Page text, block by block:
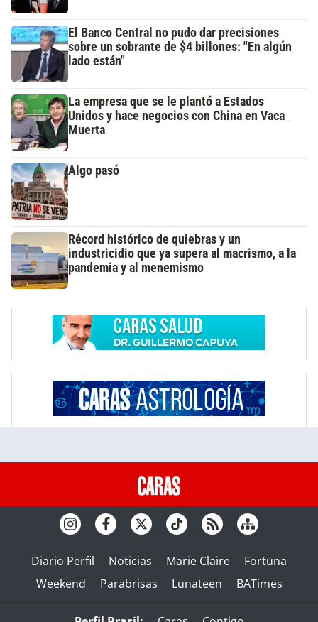
El Banco Central no pudo dar precisiones
sobre un sobrante de $4 billones: "En algún
lado están"
La empresa que se le plantó a Estados
Unidos y hace negocios con China en Vaca
Muerta
Algo pasó
Récord histórico de quiebras y un
industricidio que ya supera al macrismo, a la
pandemia y al menemismo
Diario Perfil Noticias Marie Claire
Fortuna
Weekend
Parabrisas Lunateen BATimes